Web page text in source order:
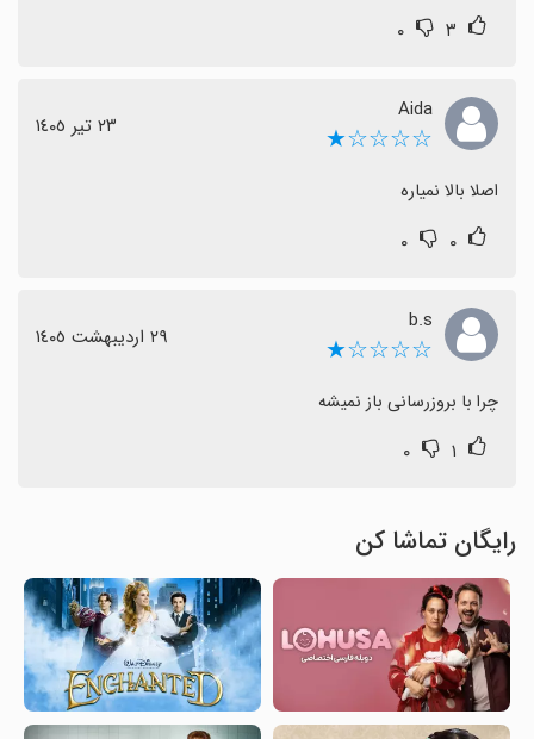
۳ ۰
Aida
☆☆☆☆★ ٢٣ تیر ١٤٠٥
اصلا بالا نمیاره
۰ ۰
b.s
☆☆☆☆★ ٢٩ اردیبهشت ١٤٠٥
چرا با بروزرسانی باز نمیشه
۱ ۰
رایگان تماشا کن